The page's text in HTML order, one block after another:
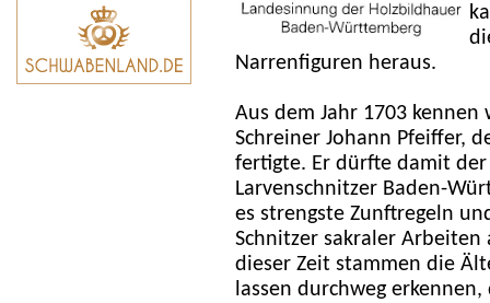
Narrenfiguren heraus.
Aus dem Jahr 1703
Schreiner Johann Pfeiffer,
fertigte. Er dürfte damit
Larvenschnitzer Baden-
es strengste Zunftregeln
Schnitzer sakraler
dieser Zeit stammen die
lassen durchweg